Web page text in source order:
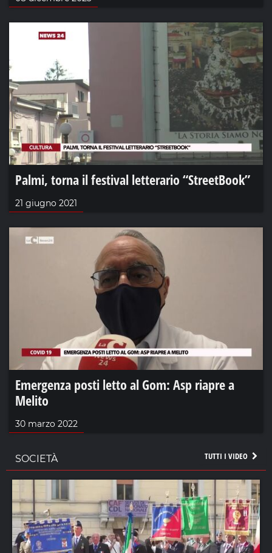
Palmi, torna il festival letterario “StreetBook”
21 giugno 2021
Emergenza posti letto al Gom: Asp riapre a
Melito
30 marzo 2022
TUTTI I VIDEO
SOCIETÀ